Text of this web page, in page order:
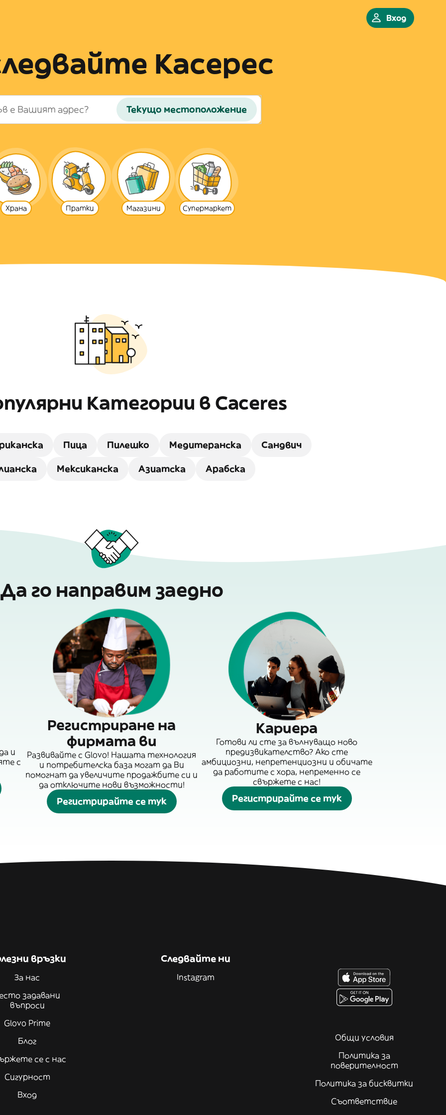
Вход
Касерес
Текущо местоположение
Храна Пратки Магазини Супермаркет
Категории в Caceres
Пица Пилешко Медитеранска Сандвич
Мексиканска Азиатска Арабска
Да го направим заедно
и
с
Регистриране на
фирмата ви
Развивайте с Glovo! Нашата технология
и потребителска база могат да Ви
помогнат да увеличите продажбите си и
да отключите нови възможности!
Регистрирайте се тук
Кариера
Готови ли сте за вълнуващо ново
предизвикателство? Ако сте
амбициозни, непретенциозни и обичате
да работите с хора, непременно се
свържете с нас!
Регистрирайте се тук
връзки
За нас
задавани
въпроси
Glovo Prime
Блог
се с нас
Сигурност
Вход
Следвайте ни
Instagram
Общи условия
Политика за
поверителност
Политика за бисквитки
Съответствие